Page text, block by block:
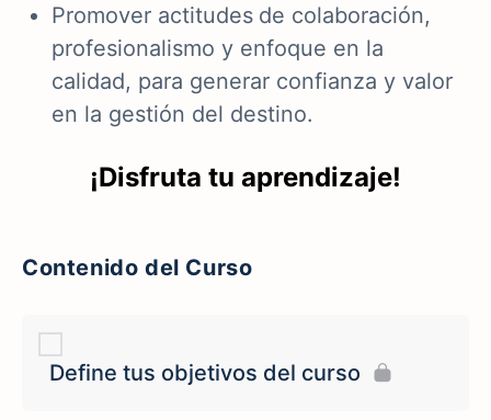
Promover actitudes de colaboración,
profesionalismo y enfoque en la
calidad, para generar confianza y valor
en la gestión del destino.
¡Disfruta tu aprendizaje!
Contenido del Curso
Define tus objetivos del curso